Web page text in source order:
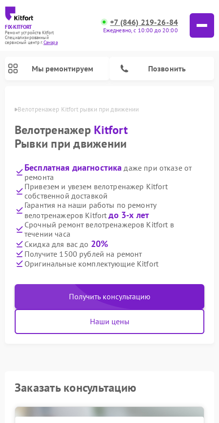
FIX-KITFORT
Ремонт устройств Kitfort
Специализированный
cервисный центр г.Самара
+7 (846) 219-26-84
Ежедневно, с 10:00 до 20:00
Мы ремонтируем Позвонить
Велотренажер Kitfort рывки при движении
Велотренажер Kitfort
Рывки при движении
Бесплатная диагностика даже при отказе от
ремонта
Привезем и увезем велотренажер Kitfort
собственной доставкой
Гарантия на наши работы по ремонту
велотренажеров Kitfortдо 3-х лет
Срочный ремонт велотренажеров Kitfort в
течении часа
Скидка для вас до 20%
Получите 1500 рублей на ремонт
Оригинальные комплектующие Kitfort
Получить консультацию
Наши цены
Заказать консультацию